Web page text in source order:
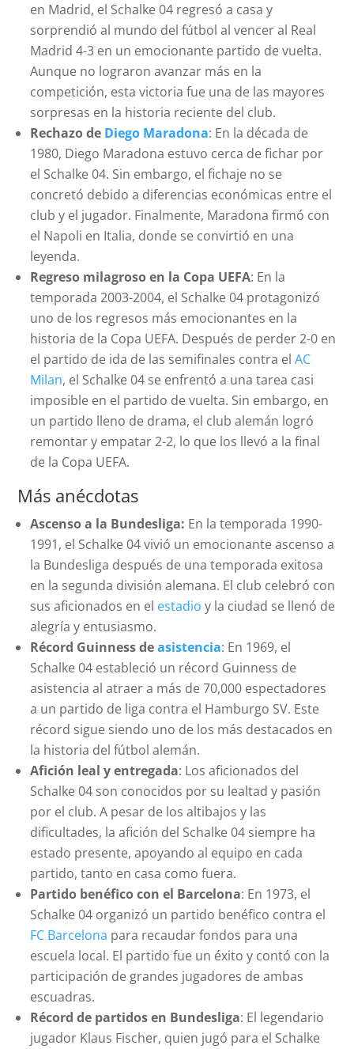
en Madrid, el Schalke 04 regresó a casa y
sorprendió al mundo del fútbol al vencer al Real
Madrid 4-3 en un emocionante partido de vuelta.
Aunque no lograron avanzar más en la
competición, esta victoria fue una de las mayores
sorpresas en la historia reciente del club.
Rechazo de Diego Maradona: En la década de
1980, Diego Maradona estuvo cerca de fichar por
el Schalke 04. Sin embargo, el fichaje no se
concretó debido a diferencias económicas entre el
club y el jugador. Finalmente, Maradona firmó con
el Napoli en Italia, donde se convirtió en una
leyenda.
Regreso milagroso en la Copa UEFA: En la
temporada 2003-2004, el Schalke 04 protagonizó
uno de los regresos más emocionantes en la
historia de la Copa UEFA. Después de perder 2-0 en
el partido de ida de las semifinales contra elAC
Milan, el Schalke 04 se enfrentó a una tarea casi
imposible en el partido de vuelta. Sin embargo, en
un partido lleno de drama, el club alemán logró
remontar y empatar 2-2, lo que los llevó a la final
de la Copa UEFA.
Más anécdotas
Ascenso a la Bundesliga: En la temporada 1990-
1991, el Schalke 04 vivió un emocionante ascenso a
la Bundesliga después de una temporada exitosa
en la segunda división alemana. El club celebró con
sus aficionados en el estadio y la ciudad se llenó de
alegría y entusiasmo.
Récord Guinness deasistencia: En 1969, el
Schalke 04 estableció un récord Guinness de
asistencia al atraer a más de 70,000 espectadores
a un partido de liga contra el Hamburgo SV. Este
récord sigue siendo uno de los más destacados en
la historia del fútbol alemán.
Afición leal y entregada: Los aficionados del
Schalke 04 son conocidos por su lealtad y pasión
por el club. A pesar de los altibajos y las
dificultades, la afición del Schalke 04 siempre ha
estado presente, apoyando al equipo en cada
partido, tanto en casa como fuera.
Partido benéfico con el Barcelona: En 1973, el
Schalke 04 organizó un partido benéfico contra el
FC Barcelona para recaudar fondos para una
escuela local. El partido fue un éxito y contó con la
participación de grandes jugadores de ambas
escuadras.
Récord de partidos en Bundesliga: El legendario
jugador Klaus Fischer, quien jugó para el Schalke